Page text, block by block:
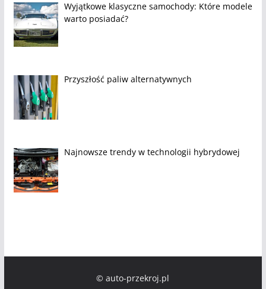
Wyjątkowe klasyczne samochody: Które modele
warto posiadać?
Przyszłość paliw alternatywnych
Najnowsze trendy w technologii hybrydowej
© auto-przekroj.pl